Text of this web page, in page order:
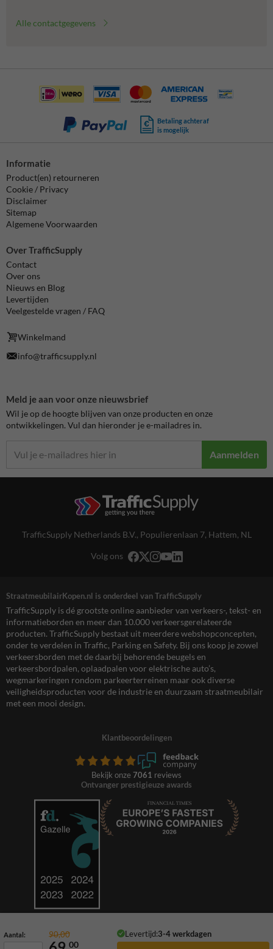
Aantal: 90,00 Levertijd:3-4 werkdagen
00
Alle contactgegevens
Betaling achteraf
is mogelijk
Informatie
Product(en) retourneren
Cookie / Privacy
Disclaimer
Sitemap
Algemene Voorwaarden
Over TrafficSupply
Contact
Over ons
Nieuws en Blog
Levertijden
Veelgestelde vragen / FAQ
Winkelmand
info@trafficsupply.nl
Meld je aan voor onze nieuwsbrief
Wil je op de hoogte blijven van onze producten en onze
ontwikkelingen. Vul dan hieronder je e-mailadres in.
Aanmelden
TrafficSupply Netherlands B.V., Populierenlaan 7, Hattem, NL
Volg ons
StraatmeubilairKopen.nl is onderdeel van TrafficSupply
TrafficSupply is dé grootste online aanbieder van verkeers-, tekst- en
informatieborden en meer dan 10.000 verkeersgerelateerde
producten. TrafficSupply bestaat uit meerdere webshopconcepten,
onder te verdelen in Traffic, Parking en Safety. Bij ons koop je zowel
verkeersborden met de daarbij behorende beugels en
verkeersbordpalen, oplaadpalen voor elektrische auto’s,
wegmarkeringen rondom parkeerterreinen maar ook diverse
veiligheidsproducten voor de industrie en duurzaam straatmeubilair
met een mooi design.
Klantbeoordelingen
Bekijk onze 7061 reviews
Ontvanger prestigieuze awards